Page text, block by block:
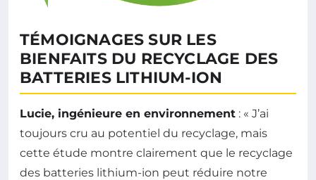
TÉMOIGNAGES SUR LES
BIENFAITS DU RECYCLAGE DES
BATTERIES LITHIUM-ION
Lucie, ingénieure en environnement : « J’ai
toujours cru au potentiel du recyclage, mais
cette étude montre clairement que le recyclage
des batteries lithium-ion peut réduire notre